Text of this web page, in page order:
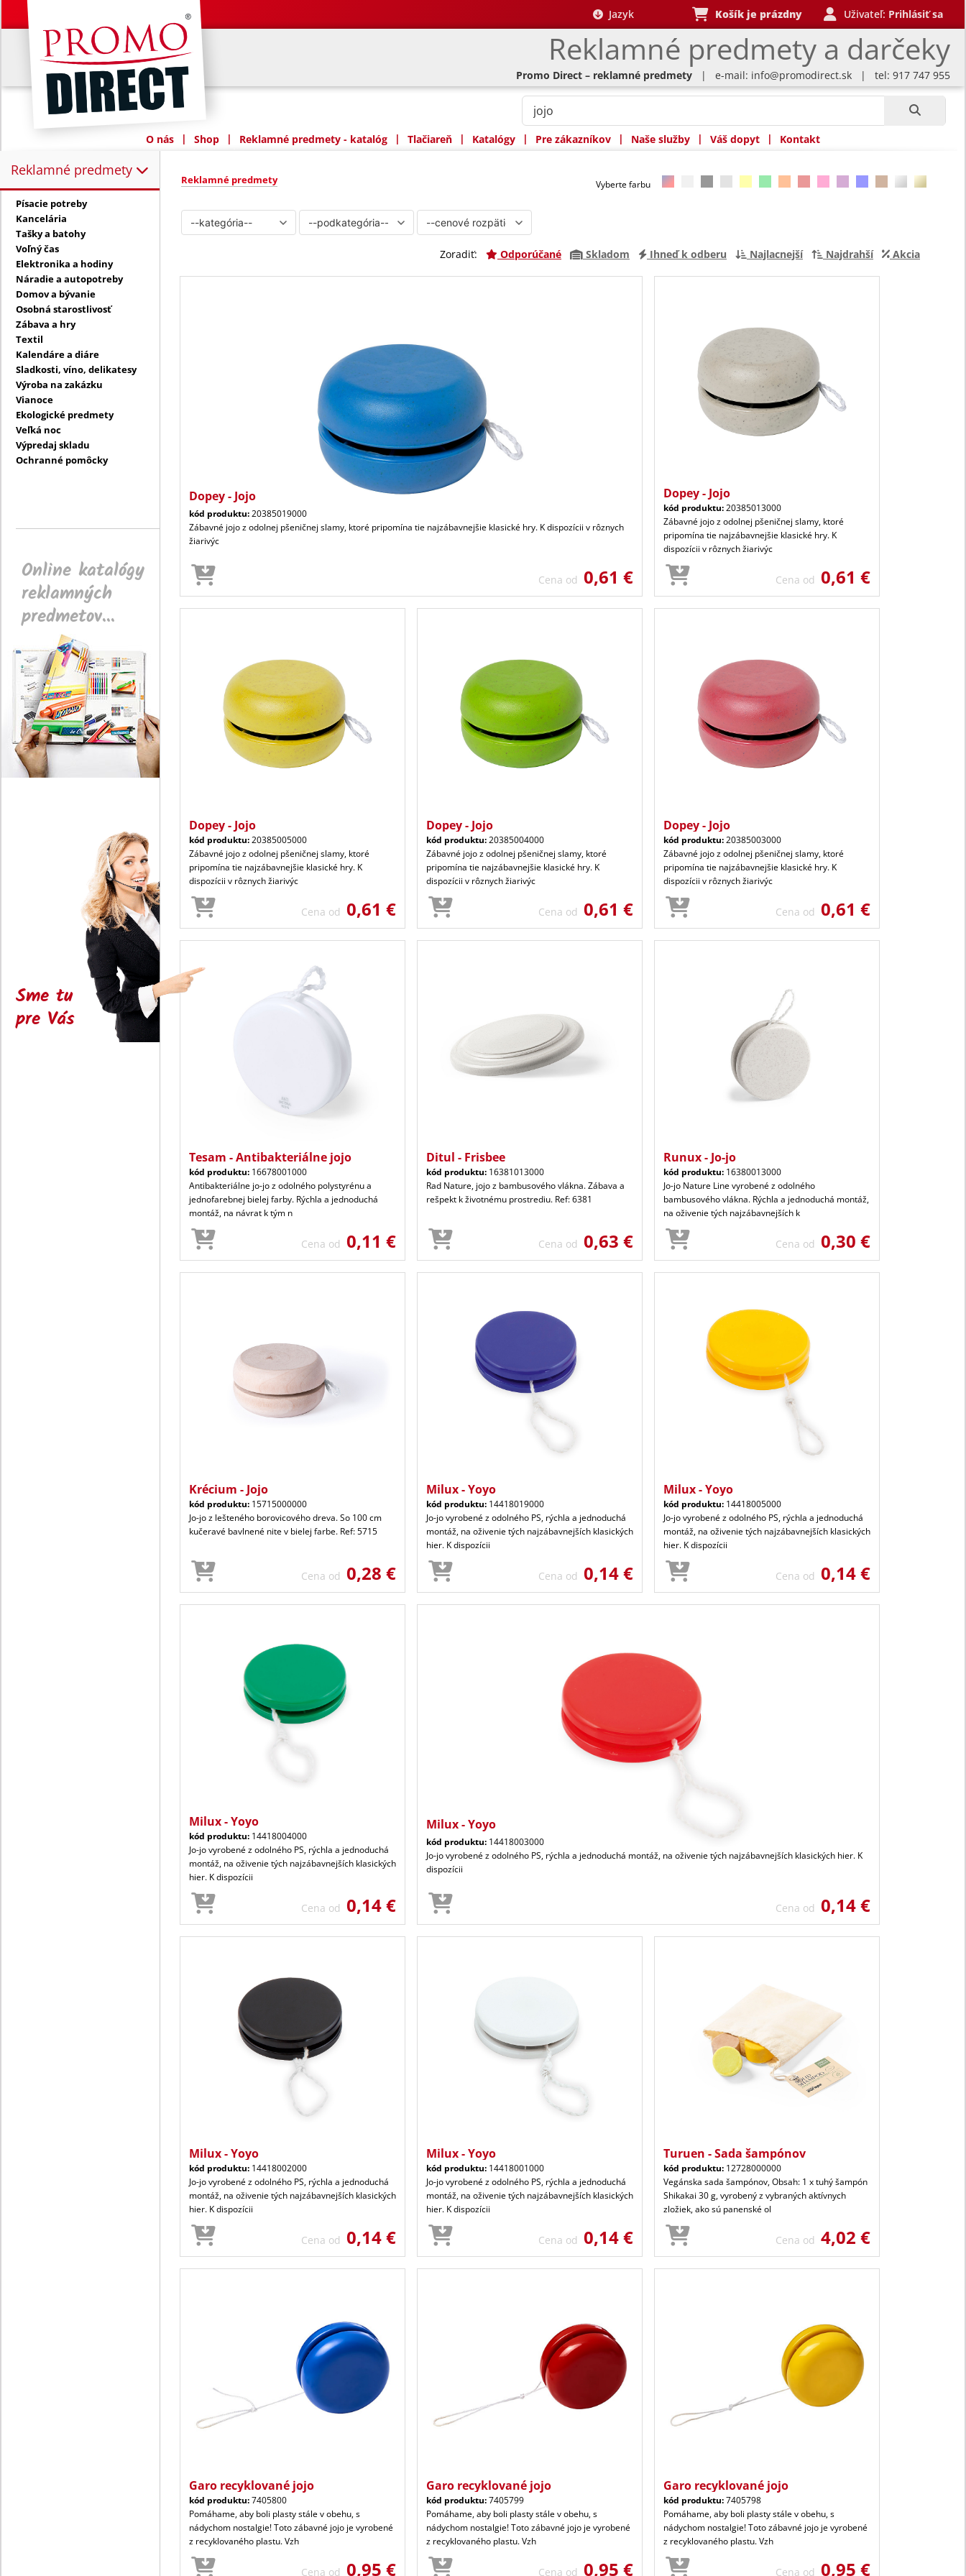
Reklamné predmety a darčeky
Jazyk Košík je prázdny Uživateľ: Prihlásiť sa
Promo Direct – reklamné predmety | e-mail: info@promodirect.sk | tel: 917 747 955
O nás | Shop | Reklamné predmety - katalóg | Tlačiareň | Katalógy | Pre zákazníkov | Naše služby | Váš dopyt | Kontakt
Reklamné predmety
Reklamné predmety:
Písacie potreby
Kancelária
Tašky a batohy
Voľný čas
Elektronika a hodiny
Náradie a autopotreby
Domov a bývanie
Osobná starostlivosť
Zábava a hry
Textil
Kalendáre a diáre
Sladkosti, víno, delikatesy
Výroba na zakázku
Vianoce
Ekologické predmety
Veľká noc
Výpredaj skladu
Ochranné pomôcky
Online katalógy
reklamných
predmetov...
Sme tu
pre Vás
Reklamné predmety Vyberte farbu
Zoradiť: Odporúčané Skladom Ihneď k odberu Najlacnejší Najdrahší Akcia
Dopey - Jojo
kód produktu:20385019000
Zábavné jojo z odolnej pšeničnej slamy, ktoré pripomína tie najzábavnejšie klasické hry. K dispozícii v rôznych
žiarivýc
Cena od 0,61 €
Dopey - Jojo
kód produktu:20385013000
Zábavné jojo z odolnej pšeničnej slamy, ktoré
pripomína tie najzábavnejšie klasické hry. K
dispozícii v rôznych žiarivýc
Cena od 0,61 €
Dopey - Jojo
kód produktu:20385005000
Zábavné jojo z odolnej pšeničnej slamy, ktoré
pripomína tie najzábavnejšie klasické hry. K
dispozícii v rôznych žiarivýc
Cena od 0,61 €
Dopey - Jojo
kód produktu:20385004000
Zábavné jojo z odolnej pšeničnej slamy, ktoré
pripomína tie najzábavnejšie klasické hry. K
dispozícii v rôznych žiarivýc
Cena od 0,61 €
Dopey - Jojo
kód produktu:20385003000
Zábavné jojo z odolnej pšeničnej slamy, ktoré
pripomína tie najzábavnejšie klasické hry. K
dispozícii v rôznych žiarivýc
Cena od 0,61 €
Tesam - Antibakteriálne jojo
kód produktu: 16678001000
Antibakteriálne jo-jo z odolného polystyrénu a
jednofarebnej bielej farby. Rýchla a jednoduchá
montáž, na návrat k tým n
Cena od 0,11 €
Ditul - Frisbee
kód produktu: 16381013000
Rad Nature, jojo z bambusového vlákna. Zábava a
rešpekt k životnému prostrediu. Ref: 6381
Cena od 0,63 €
Runux - Jo-jo
kód produktu: 16380013000
Jo-jo Nature Line vyrobené z odolného
bambusového vlákna. Rýchla a jednoduchá montáž,
na oživenie tých najzábavnejších k
Cena od 0,30 €
Krécium - Jojo
kód produktu: 15715000000
Jo-jo z lešteného borovicového dreva. So 100 cm
kučeravé bavlnené nite v bielej farbe. Ref: 5715
Cena od 0,28 €
Milux - Yoyo
kód produktu: 14418019000
Jo-jo vyrobené z odolného PS, rýchla a jednoduchá
montáž, na oživenie tých najzábavnejších klasických
hier. K dispozícii
Cena od 0,14 €
Milux - Yoyo
kód produktu: 14418005000
Jo-jo vyrobené z odolného PS, rýchla a jednoduchá
montáž, na oživenie tých najzábavnejších klasických
hier. K dispozícii
Cena od 0,14 €
Milux - Yoyo
kód produktu: 14418004000
Jo-jo vyrobené z odolného PS, rýchla a jednoduchá
montáž, na oživenie tých najzábavnejších klasických
hier. K dispozícii
Cena od 0,14 €
Milux - Yoyo
kód produktu: 14418003000
Jo-jo vyrobené z odolného PS, rýchla a jednoduchá montáž, na oživenie tých najzábavnejších klasických hier. K
dispozícii
Cena od 0,14 €
Milux - Yoyo
kód produktu: 14418002000
Jo-jo vyrobené z odolného PS, rýchla a jednoduchá
montáž, na oživenie tých najzábavnejších klasických
hier. K dispozícii
Cena od 0,14 €
Milux - Yoyo
kód produktu: 14418001000
Jo-jo vyrobené z odolného PS, rýchla a jednoduchá
montáž, na oživenie tých najzábavnejších klasických
hier. K dispozícii
Cena od 0,14 €
Turuen - Sada šampónov
kód produktu: 12728000000
Vegánska sada šampónov, Obsah: 1 x tuhý šampón
Shikakai 30 g, vyrobený z vybraných aktívnych
zložiek, ako sú panenské ol
Cena od 4,02 €
Garo recyklované jojo
kód produktu:7405800
Pomáhame, aby boli plasty stále v obehu, s
nádychom nostalgie! Toto zábavné jojo je vyrobené
z recyklovaného plastu. Vzh
Cena od 0,95 €
Garo recyklované jojo
kód produktu:7405799
Pomáhame, aby boli plasty stále v obehu, s
nádychom nostalgie! Toto zábavné jojo je vyrobené
z recyklovaného plastu. Vzh
Cena od 0,95 €
Garo recyklované jojo
kód produktu:7405798
Pomáhame, aby boli plasty stále v obehu, s
nádychom nostalgie! Toto zábavné jojo je vyrobené
z recyklovaného plastu. Vzh
Cena od 0,95 €